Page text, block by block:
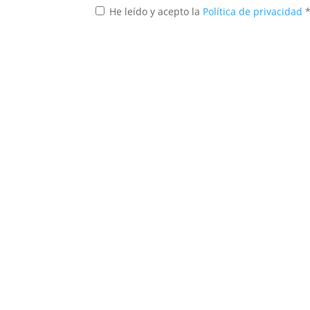
He leído y acepto la Política de privacidad